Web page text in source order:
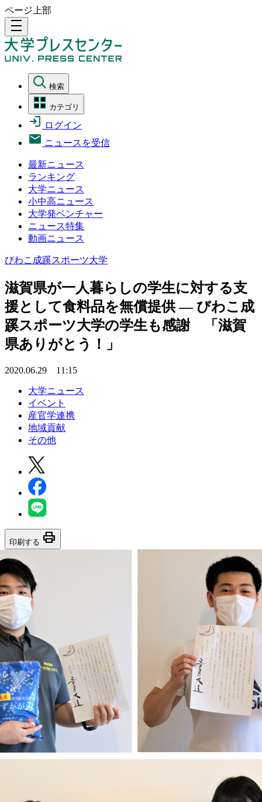
ページ上部
density_medium
検索
カテゴリ
ログイン
ニュースを受信
最新ニュース
ランキング
大学ニュース
小中高ニュース
大学発ベンチャー
ニュース特集
動画ニュース
びわこ成蹊スポーツ大学
滋賀県が一人暮らしの学生に対する支
援として食料品を無償提供 — びわこ成
蹊スポーツ大学の学生も感謝 「滋賀
県ありがとう！」
2020.06.29 11:15
大学ニュース
イベント
産官学連携
地域貢献
その他
印刷する print